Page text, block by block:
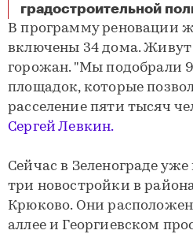
градостроительной
В программу реновации
включены 34 дома. Живут
горожан. "Мы подобрали
площадок, которые
расселение пяти тысяч
Сергей Левкин.
Сейчас в Зеленограде
три новостройки в
Крюково. Они
аллее и Георгиевском